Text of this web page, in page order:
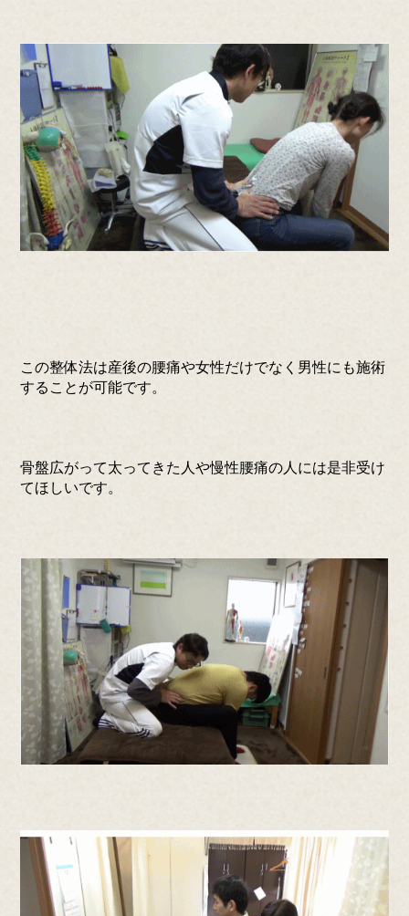
この整体法は産後の腰痛や女性だけでなく男性にも施術
することが可能です。
骨盤広がって太ってきた人や慢性腰痛の人には是非受け
てほしいです。